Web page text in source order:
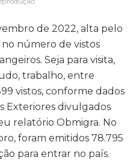
de 2022, alta pelo
número de vistos
Seja para visita,
trabalho, entre
vistos, conforme dados
Exteriores divulgados
relatório Obmigra. No
foram emitidos 78.795
para entrar no país.